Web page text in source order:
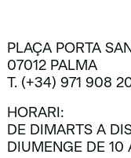
PLAÇA PORTA
07012 PALMA
T. (+34) 971 908
HORARI:
DE DIMARTS A
DIUMENGE DE 10